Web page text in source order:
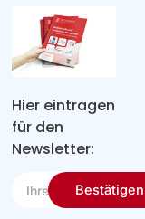
Hier eintragen
für den
Newsletter:
Email
Bestätigen